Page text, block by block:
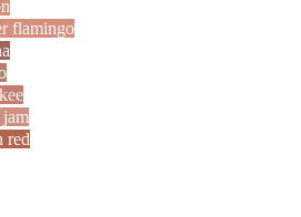
flamingo
jam
red